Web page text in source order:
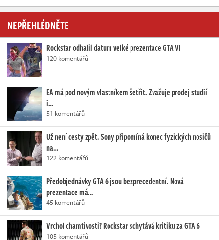
NEPŘEHLÉDNĚTE
Rockstar odhalil datum velké prezentace GTA VI
120 komentářů
EA má pod novým vlastníkem šetřit. Zvažuje prodej studií
i…
51 komentářů
Už není cesty zpět. Sony připomíná konec fyzických nosičů
na…
122 komentářů
Předobjednávky GTA 6 jsou bezprecedentní. Nová
prezentace má…
45 komentářů
Vrchol chamtivosti? Rockstar schytává kritiku za GTA 6
105 komentářů